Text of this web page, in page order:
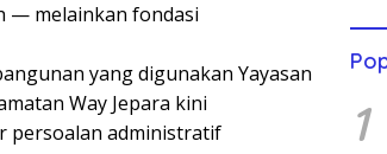
— melainkan fondasi
yang digunakan Yayasan
Way Jepara kini
persoalan administratif
1